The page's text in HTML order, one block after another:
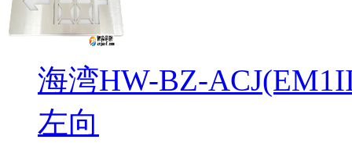
海湾HW-BZ-
左向